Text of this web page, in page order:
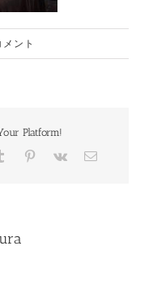
メント
Platform!
TumblrPinterest
Vk